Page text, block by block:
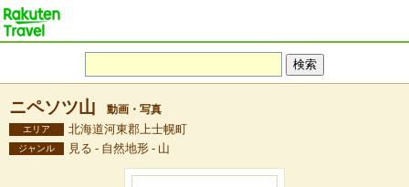
ニペソツ山 動画・写真
エリア 北海道河東郡上士幌町
ジャンル 見る - 自然地形 - 山